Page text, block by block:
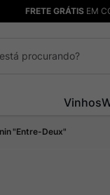
FRETE GRÁTISEM
Vinhos
"Entre-Deux"